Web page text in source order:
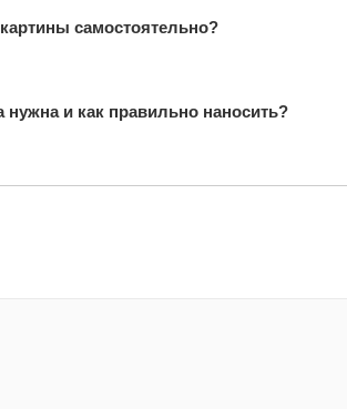
самостоятельно?
нужна и как правильно наносить?